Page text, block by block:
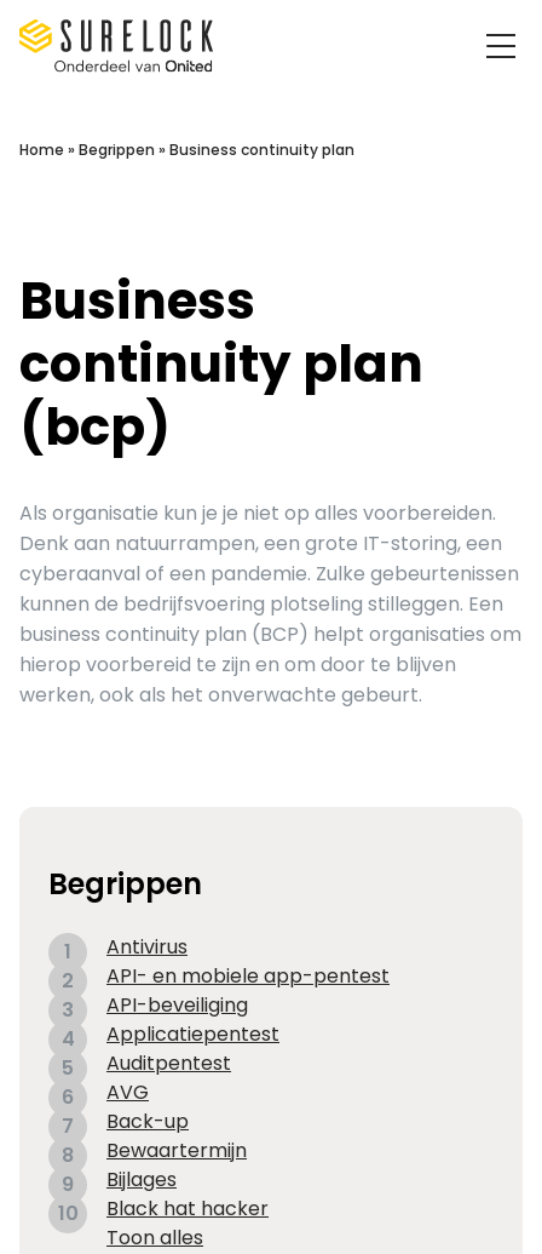
Surelock IT Security Services
Home » Begrippen » Business continuity plan
Business
continuity plan
(bcp)
Als organisatie kun je je niet op alles voorbereiden.
Denk aan natuurrampen, een grote IT-storing, een
cyberaanval of een pandemie. Zulke gebeurtenissen
kunnen de bedrijfsvoering plotseling stilleggen. Een
business continuity plan (BCP) helpt organisaties om
hierop voorbereid te zijn en om door te blijven
werken, ook als het onverwachte gebeurt.
Begrippen
1
Antivirus
2
API- en mobiele app-pentest
3
API-beveiliging
4
Applicatiepentest
5
Auditpentest
6
AVG
7
Back-up
8
Bewaartermijn
9
Bijlages
10
Black hat hacker
Toon alles